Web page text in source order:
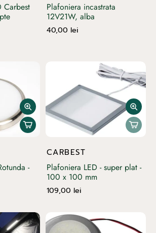
Carbest
Plafoniera incastrata
12V21W, alba
40,00 lei
-
CARBEST
Plafoniera LED - super plat -
100 x 100 mm
109,00 lei